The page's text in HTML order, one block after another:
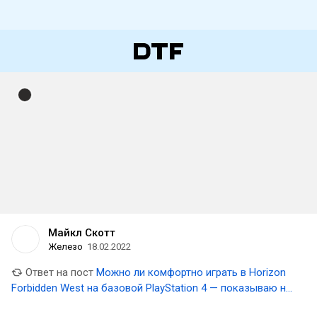
Майкл Скотт
Железо 18.02.2022
Ответ на пост Можно ли комфортно играть в Horizon
Forbidden West на базовой PlayStation 4 — показываю на